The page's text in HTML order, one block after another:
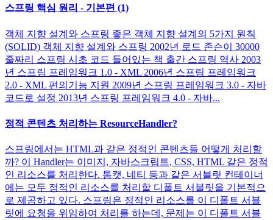
스프링 핵심 원리 - 기본편 (1)
객체 지향 설계와 스프링 좋은 객체 지향 설계의 5가지 원칙
(SOLID) 객체 지향 설계와 스프링 2002년 로드 존슨이 30000
줄짜리 스프링 시초 코드 들어있는 책 출간 스프링 역사 2003
년 스프링 프레임워크 1.0 - XML 2006년 스프링 프레임워크
2.0 - XML 편의기능 지원 2009년 스프링 프레임워크 3.0 - 자바
코드로 설정 2013년 스프링 프레임워크 4.0 - 자바...
정적 콘텐츠 처리하는 ResourceHandler?
스프링에서는 HTML과 같은 정적인 콘텐츠들 어떻게 처리할
까? 이 Handler는 이미지, 자바스크립트, CSS, HTML 같은 정적
인 리소스를 처리한다. 톰캣, 네티 등과 같은 서블릿 컨테이너
에는 모두 정적인 리소스를 처리할 디폴트 서블릿을 기본적으
로 제공하고 있다. 스프링은 정적인 리소스를 이 디폴트 서블
릿에 요청을 위임하여 처리를 하는데, 문제는 이 디폴트 서블